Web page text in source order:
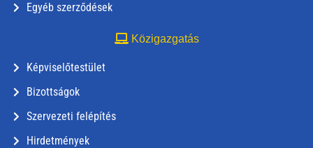
Egyéb szerződések
Közigazgatás
Képviselőtestület
Bizottságok
Szervezeti felépítés
Hirdetmények